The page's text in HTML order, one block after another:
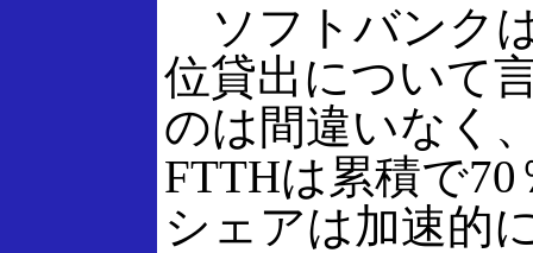
ソフトバンク
位貸出について
のは間違いなく
FTTHは累積で
シェアは加速的